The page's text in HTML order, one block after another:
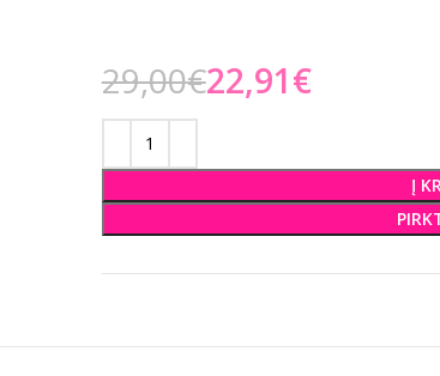
29,00€22,91€
Į